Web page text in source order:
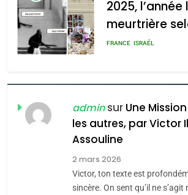
admin 0
2025,
meurtrière
rapport d’ADL
FRANCE ISRAÉL
FIÈRE, DIGNE
POURQUOI JE
MA JUDAÏTE
Zrihen-Dvir
ISRAÉL JUDAISME
CE QUI NOUS
Jacques
adminsur Une
les autres, par Victor
Assouline
2 mars 2026
Victor, ton texte est
sincère. On sent qu’il ne